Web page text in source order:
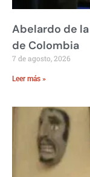
Abelardo de
de Colombia
7 de agosto, 2026
Leer más »